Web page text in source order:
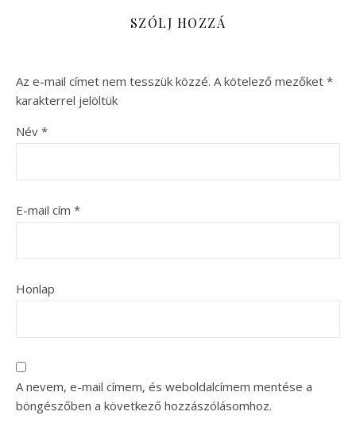
SZÓLJ HOZZÁ
Az e-mail címet nem tesszük közzé. A kötelező mezőket *
karakterrel jelöltük
Név *
E-mail cím *
Honlap
A nevem, e-mail címem, és weboldalcímem mentése a
böngészőben a következő hozzászólásomhoz.